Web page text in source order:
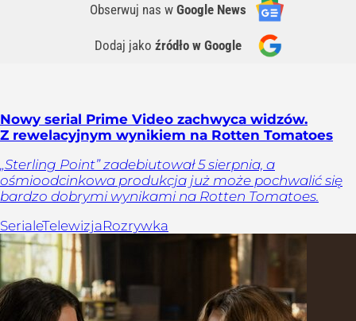
Obserwuj nas w Google News
Dodaj jako źródło w Google
Nowy serial Prime Video zachwyca widzów.
Z rewelacyjnym wynikiem na Rotten Tomatoes
„Sterling Point” zadebiutował 5 sierpnia, a
ośmioodcinkowa produkcja już może pochwalić się
bardzo dobrymi wynikami na Rotten Tomatoes.
SerialeTelewizjaRozrywka